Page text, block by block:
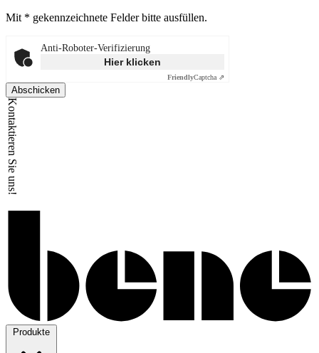
Mit * gekennzeichnete Felder bitte ausfüllen.
Anti-Roboter-Verifizierung
Hier klicken
FriendlyCaptcha ⇗
Abschicken
Kontaktieren Sie uns!
Produkte